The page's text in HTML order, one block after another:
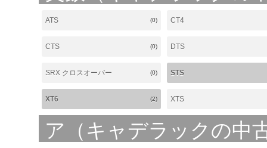
ATS (0) CT4
CTS (0) DTS
SRX クロスオーバー (0) STS
XT6 (2) XTS
ア（キャデラックの中